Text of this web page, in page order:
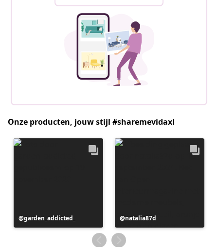
Onze producten, jouw stijl #sharemevidaxl
Bericht
gepubliceerd
garden_addicted_
Bericht
gepubliceerd
door
natalia87d